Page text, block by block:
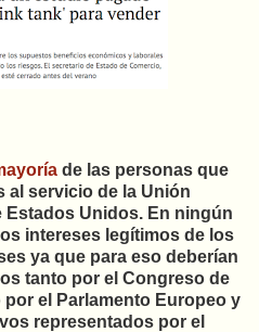
de las personas que
al servicio de la Unión
Estados Unidos. En ningún
intereses legítimos de los
ya que para eso deberían
tanto por el Congreso de
el Parlamento Europeo y
representados por el